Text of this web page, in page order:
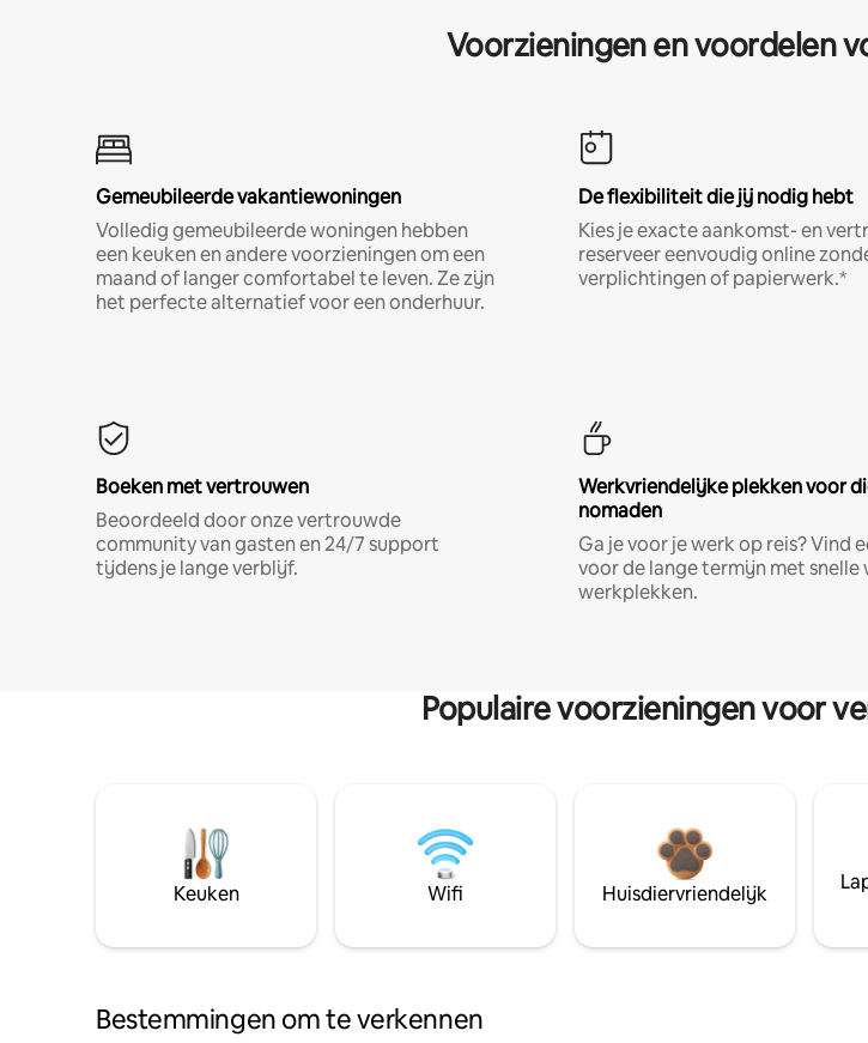
Voorzieningen en voordelen
Gemeubileerde vakantiewoningen
Volledig gemeubileerde woningen hebben
een keuken en andere voorzieningen om een
maand of langer comfortabel te leven. Ze zijn
het perfecte alternatief voor een onderhuur.
De flexibiliteit die jij nodig hebt
Kies je exacte aankomst- en
reserveer eenvoudig online
verplichtingen of papierwerk.*
Boeken met vertrouwen
Beoordeeld door onze vertrouwde
community van gasten en 24/7 support
tijdens je lange verblijf.
Werkvriendelijke plekken voor
nomaden
Ga je voor je werk op reis? Vind
voor de lange termijn met snelle
werkplekken.
Populaire voorzieningen voor
Keuken Wifi Huisdiervriendelijk
Bestemmingen om te verkennen